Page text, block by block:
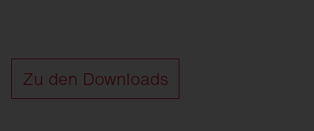
Zu den Downloads